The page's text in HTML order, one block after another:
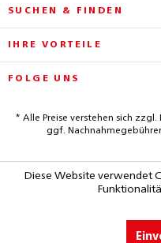
SUCHEN & FINDEN
IHRE VORTEILE
FOLGE UNS
* Alle Preise verstehen sich
ggf.
Diese Website verwendet